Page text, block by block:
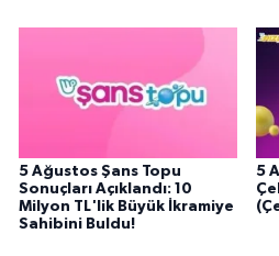
5 Ağustos Şans Topu
Sonuçları Açıklandı: 10
Milyon TL'lik Büyük İkramiye
Sahibini Buldu!
5